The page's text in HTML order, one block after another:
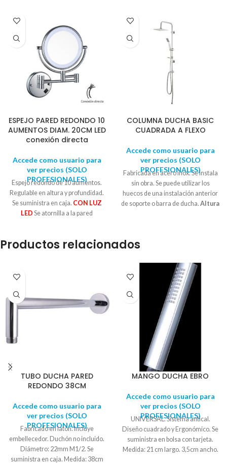
ESPEJO PARED REDONDO 10
AUMENTOS DIAM. 20CM LED
conexión directa
Accede como usuario para
ver precios (SOLO
PROFESIONALES)
Espejo redondo de 10 aumentos.
Regulable en altura y profundidad.
Se suministra en caja. CON LUZ
LED Se atornilla a la pared
DIRECTA
COLUMNA DUCHA BASIC
CUADRADA A FLEXO
Accede como usuario para
ver precios (SOLO
PROFESIONALES)
Fabricada en acero inox. Se instala
sin obra. Se puede utilizar los
huecos de una instalación anterior
de soporte o barra de ducha. Altura
horizontal (de centro a centro):
ducha 95cm alto 1 Mango de ducha
antical cuadrado 1 flexo acero
1,50cm 1 inversor (sistema
palanca) 1 flexo latón 50cm 1
Duchón antical ABS cuadrado
diámetro 20 x 20cm 1 jabonera ABS
Juego soportes a la pared
Productos relacionados
TUBO DUCHA PARED
REDONDO 38CM
Accede como usuario para
ver precios (SOLO
PROFESIONALES)
Fabricado en latón. Incluye
embellecedor. Duchón no incluido.
Diámetro: 22mm M1/2. Se
suministra en caja. Medida: 38cm
MANGO DUCHA EBRO
Accede como usuario para
ver precios (SOLO
PROFESIONALES)
UNIVERSAL. Sistema antical.
Diseño cuadrado y Ergonómico. Se
suministra en bolsa con tarjeta.
Medida: 21 cm largo. 3,5cm ancho.